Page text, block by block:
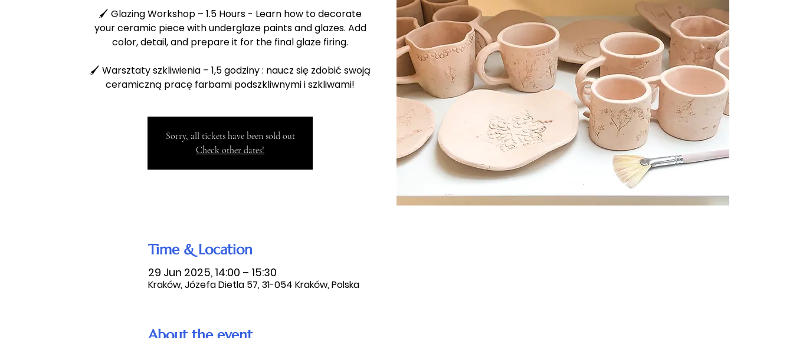
🖌️ Glazing Workshop – 1.5 Hours - Learn how to decorate
your ceramic piece with underglaze paints and glazes. Add
color, detail, and prepare it for the final glaze firing.
🖌️ Warsztaty szkliwienia – 1,5 godziny : naucz się zdobić swoją
ceramiczną pracę farbami podszkliwnymi i szkliwami!
Sorry, all tickets have been sold out
Check other dates!
Time & Location
29 Jun 2025, 14:00 – 15:30
Kraków, Józefa Dietla 57, 31-054 Kraków, Polska